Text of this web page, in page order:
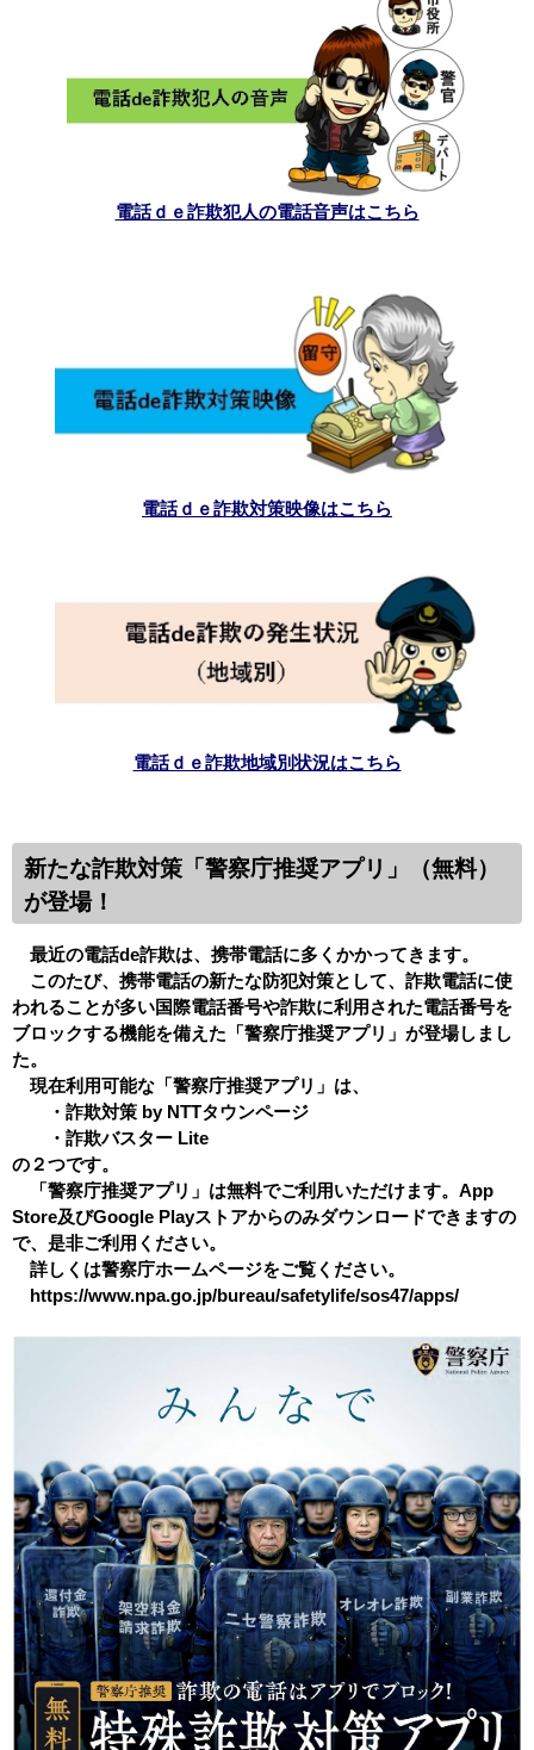
電話ｄｅ詐欺犯人の電話音声はこちら
電話ｄｅ詐欺対策映像はこちら
電話ｄｅ詐欺地域別状況はこちら
新たな詐欺対策「警察庁推奨アプリ」（無料）
が登場！
最近の電話de詐欺は、携帯電話に多くかかってきます。
このたび、携帯電話の新たな防犯対策として、詐欺電話に使
われることが多い国際電話番号や詐欺に利用された電話番号を
ブロックする機能を備えた「警察庁推奨アプリ」が登場しまし
た。
現在利用可能な「警察庁推奨アプリ」は、
・詐欺対策 by NTTタウンページ
・詐欺バスター Lite
の２つです。
「警察庁推奨アプリ」は無料でご利用いただけます。App
Store及びGoogle Playストアからのみダウンロードできますの
で、是非ご利用ください。
詳しくは警察庁ホームページをご覧ください。
https://www.npa.go.jp/bureau/safetylife/sos47/apps/